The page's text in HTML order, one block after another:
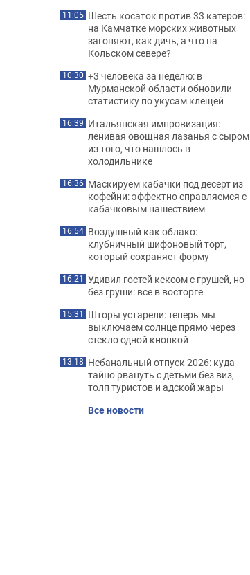
11:05 Шесть косаток против 33 катеров:
на Камчатке морских животных
загоняют, как дичь, а что на
Кольском севере?
10:30 +3 человека за неделю: в
Мурманской области обновили
статистику по укусам клещей
16:39 Итальянская импровизация:
ленивая овощная лазанья с сыром
из того, что нашлось в
холодильнике
16:36 Маскируем кабачки под десерт из
кофейни: эффектно справляемся с
кабачковым нашествием
16:54 Воздушный как облако:
клубничный шифоновый торт,
который сохраняет форму
16:21 Удивил гостей кексом с грушей, но
без груши: все в восторге
15:31 Шторы устарели: теперь мы
выключаем солнце прямо через
стекло одной кнопкой
13:18 Небанальный отпуск 2026: куда
тайно рвануть с детьми без виз,
толп туристов и адской жары
Все новости